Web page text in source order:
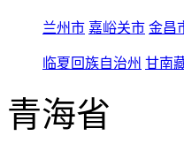
兰州市 嘉峪关市 金昌
临夏回族自治州 甘南
青海省